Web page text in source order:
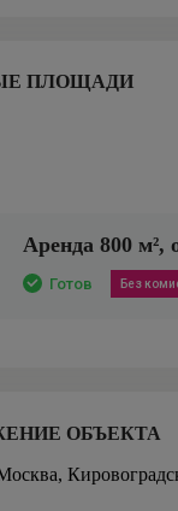
ПЛОЩАДИ
Аренда 800 м²,
Готов Без
ОБЪЕКТА